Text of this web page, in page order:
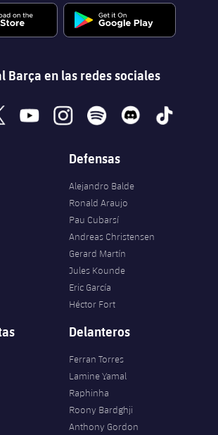
Barça en las redes sociales
youtubeinstagramspotify discord tiktok
Defensas
Alejandro Balde
Ronald Araujo
Pau Cubarsí
Andreas Christensen
Gerard Martín
Jules Kounde
Eric García
Héctor Fort
Delanteros
Ferran Torres
Lamine Yamal
Raphinha
Roony Bardghji
Anthony Gordon